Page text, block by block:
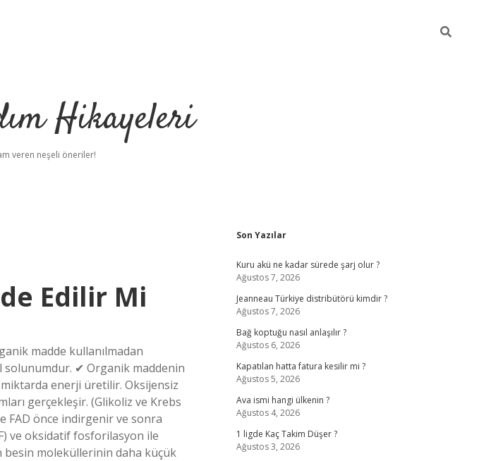
Hikayeleri
veren neşeli öneriler!
Edilir Mi
madde kullanılmadan
solunumdur. ✔ Organik maddenin
enerji üretilir. Oksijensiz
gerçekleşir. (Glikoliz ve Krebs
FAD önce indirgenir ve sonra
ve oksidatif fosforilasyon ile
besin moleküllerinin daha küçük
Sidebar
Son Yazılar
Kuru akü ne kadar sürede şarj olur ?
Ağustos 7, 2026
Jeanneau Türkiye distribütörü kimdir ?
Ağustos 7, 2026
Bağ koptuğu nasıl anlaşılır ?
Ağustos 6, 2026
Kapatılan hatta fatura kesilir mi ?
Ağustos 5, 2026
Ava ismi hangi ülkenin ?
Ağustos 4, 2026
1 ligde Kaç Takim Düşer ?
Ağustos 3, 2026